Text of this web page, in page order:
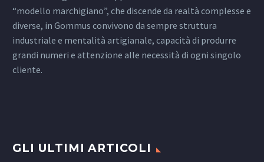
“modello marchigiano”, che discende da realtà complesse e
diverse, in Gommus convivono da sempre struttura
industriale e mentalità artigianale, capacità di produrre
grandi numeri e attenzione alle necessità di ogni singolo
cliente.
GLI ULTIMI ARTICOLI